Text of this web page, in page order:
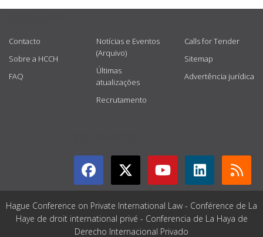
Contacto
Sobre a HCCH
FAQ
Notícias e Eventos
(Arquivo)
Últimas
atualizações
Recrutamento
Calls for Tender
Sitemap
Advertência jurídica
Hague Conference on Private International Law - Conférence de La
Haye de droit international privé - Conferencia de La Haya de
Derecho Internacional Privado